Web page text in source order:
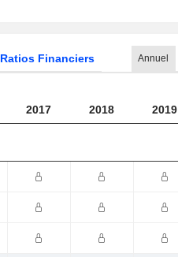
Ratios Financiers Annuel
2017 2018 2019